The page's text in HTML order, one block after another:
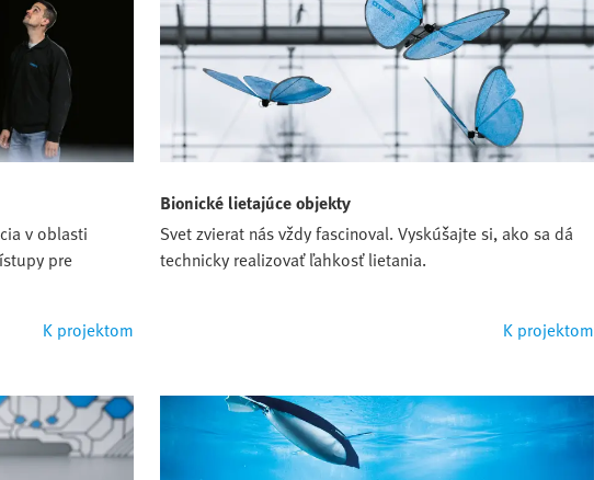
v oblasti
pre
K projektom
Bionické lietajúce objekty
Svet zvierat nás vždy fascinoval. Vyskúšajte si, ako sa dá
technicky realizovať ľahkosť lietania.
K projektom